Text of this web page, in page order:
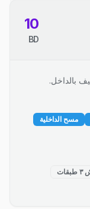
10
BD
بالداخل.
مسح الداخلية